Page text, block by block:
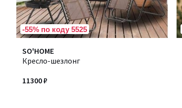
-55% по коду 5525
SO'HOME
Кресло-шезлонг
11300 ₽